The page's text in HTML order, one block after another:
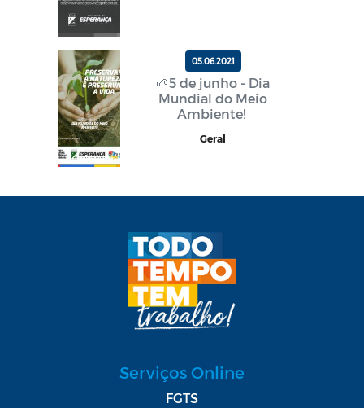
05.06.2021
🌱5 de junho - Dia
Mundial do Meio
Ambiente!
Geral
Serviços Online
FGTS